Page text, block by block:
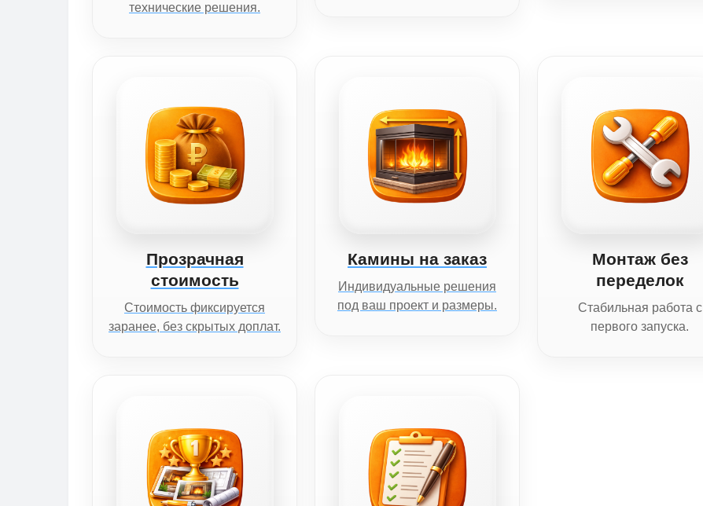
технические решения.
Прозрачная
стоимость
Стоимость фиксируется
заранее, без скрытых доплат.
Камины на заказ
Индивидуальные решения
под ваш проект и размеры.
Монтаж без
переделок
Стабильная работа с
первого запуска.